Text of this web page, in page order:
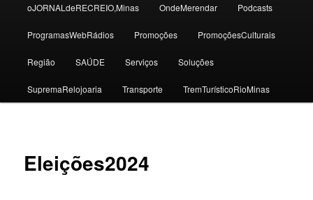
oJORNALdeRECREIO,Minas OndeMerendar Podcasts
ProgramasWebRádios Promoções PromoçõesCulturais
Região SAÚDE Serviços Soluções
SupremaRelojoaria Transporte TremTurísticoRioMinas
Eleições2024